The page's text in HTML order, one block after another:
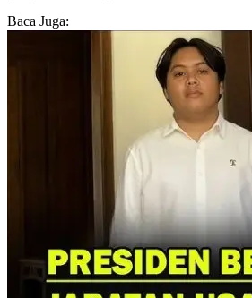
Baca Juga: